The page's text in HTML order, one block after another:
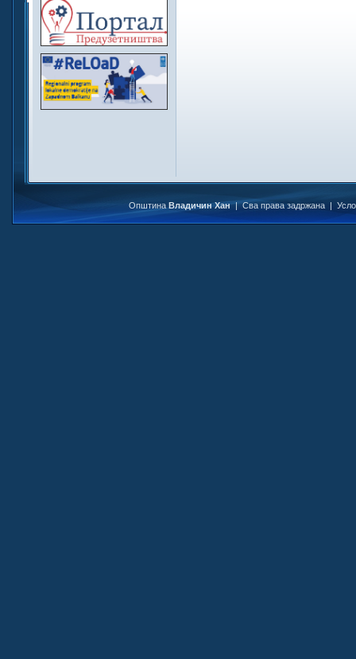
Општина Владичин Хан| Сва права задржана |